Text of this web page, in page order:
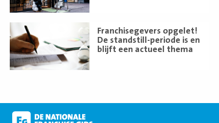
Franchisegevers opgelet!
De standstill-periode is en
blijft een actueel thema
Lees
meer